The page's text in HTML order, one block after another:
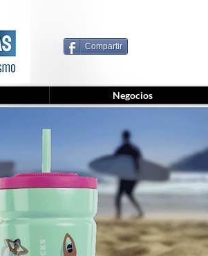
Compartir
Negocios